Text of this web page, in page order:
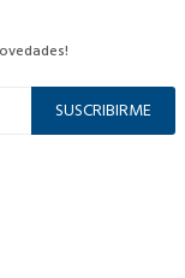
SUSCRIBIRME